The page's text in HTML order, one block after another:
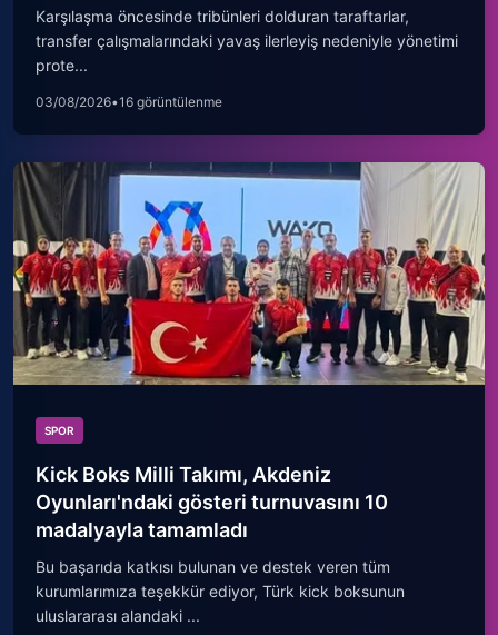
Karşılaşma öncesinde tribünleri dolduran taraftarlar,
transfer çalışmalarındaki yavaş ilerleyiş nedeniyle yönetimi
prote...
03/08/2026•16 görüntülenme
SPOR
Kick Boks Milli Takımı, Akdeniz
Oyunları'ndaki gösteri turnuvasını 10
madalyayla tamamladı
Bu başarıda katkısı bulunan ve destek veren tüm
kurumlarımıza teşekkür ediyor, Türk kick boksunun
uluslararası alandaki ...